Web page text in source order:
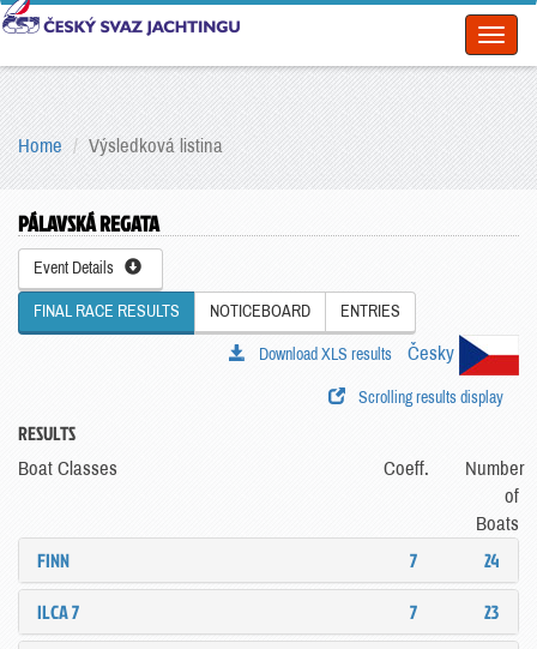
Home Výsledková listina
PÁLAVSKÁ REGATA
Event Details
FINAL RACE RESULTS NOTICEBOARD ENTRIES
Česky
Download XLS results
Scrolling results display
RESULTS
Boat Classes Coeff.
Number
of
Boats
FINN 7
24
ILCA 7
7
23